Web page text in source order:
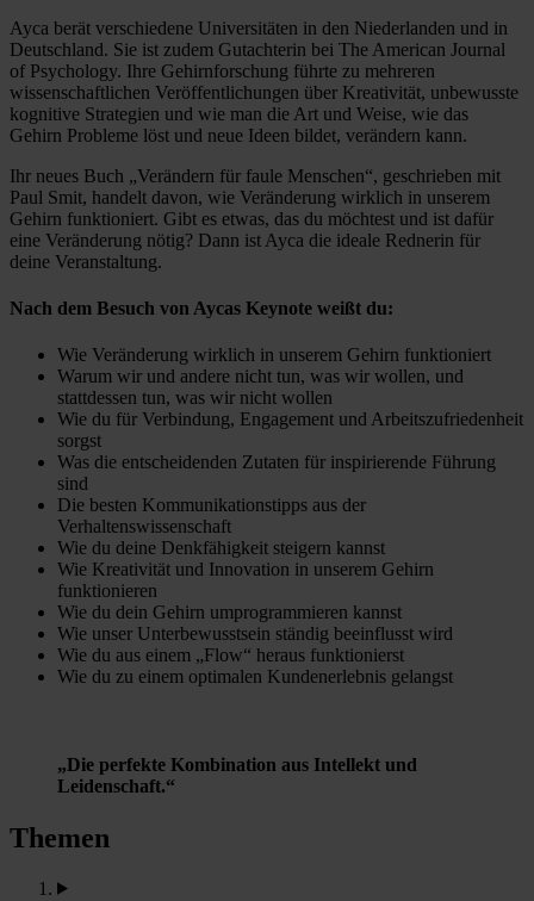
Ayca berät verschiedene Universitäten in den Niederlanden und in
Deutschland. Sie ist zudem Gutachterin bei The American Journal
of Psychology. Ihre Gehirnforschung führte zu mehreren
wissenschaftlichen Veröffentlichungen über Kreativität, unbewusste
kognitive Strategien und wie man die Art und Weise, wie das
Gehirn Probleme löst und neue Ideen bildet, verändern kann.
Ihr neues Buch „Verändern für faule Menschen“, geschrieben mit
Paul Smit, handelt davon, wie Veränderung wirklich in unserem
Gehirn funktioniert. Gibt es etwas, das du möchtest und ist dafür
eine Veränderung nötig? Dann ist Ayca die ideale Rednerin für
deine Veranstaltung.
Nach dem Besuch von Aycas Keynote weißt du:
Wie Veränderung wirklich in unserem Gehirn funktioniert
Warum wir und andere nicht tun, was wir wollen, und
stattdessen tun, was wir nicht wollen
Wie du für Verbindung, Engagement und Arbeitszufriedenheit
sorgst
Was die entscheidenden Zutaten für inspirierende Führung
sind
Die besten Kommunikationstipps aus der
Verhaltenswissenschaft
Wie du deine Denkfähigkeit steigern kannst
Wie Kreativität und Innovation in unserem Gehirn
funktionieren
Wie du dein Gehirn umprogrammieren kannst
Wie unser Unterbewusstsein ständig beeinflusst wird
Wie du aus einem „Flow“ heraus funktionierst
Wie du zu einem optimalen Kundenerlebnis gelangst
„Die perfekte Kombination aus Intellekt und
Leidenschaft.“
Themen